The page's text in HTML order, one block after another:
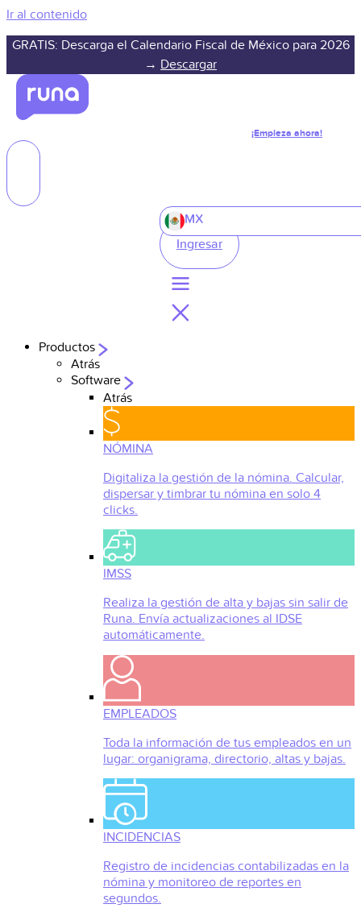
Ir al contenido
GRATIS: Descarga el Calendario Fiscal de México para 2026
→ Descargar
¡Empieza ahora!
MX
Ingresar
Productos
Atrás
Software
Atrás
NÓMINA
Digitaliza la gestión de la nómina. Calcular,
dispersar y timbrar tu nómina en solo 4
clicks.
IMSS
Realiza la gestión de alta y bajas sin salir de
Runa. Envía actualizaciones al IDSE
automáticamente.
EMPLEADOS
Toda la información de tus empleados en un
lugar: organigrama, directorio, altas y bajas.
INCIDENCIAS
Registro de incidencias contabilizadas en la
nómina y monitoreo de reportes en
segundos.